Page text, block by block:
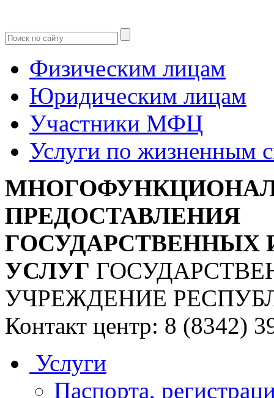
Физическим лицам
Юридическим лицам
Участники МФЦ
Услуги по жизненным
ПРЕДОСТАВЛЕНИЯ
УСЛУГ
УЧРЕЖДЕНИЕ
Контакт центр: 8 (8342)
Услуги
Паспорта,